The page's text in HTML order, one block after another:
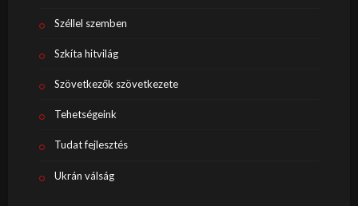
Széllel szemben
Szkíta hitvilág
Szövetkezők szövetkezete
Tehetségeink
Tudat fejlesztés
Ukrán válság